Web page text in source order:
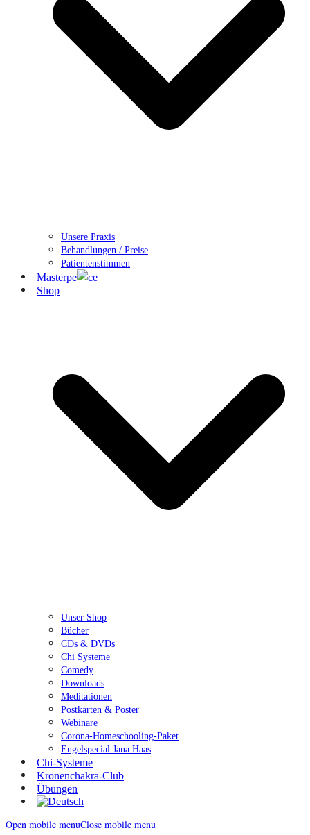
Unsere Praxis
Behandlungen / Preise
Patientenstimmen
Masterpe
ce
Shop
Unser Shop
Bücher
CDs & DVDs
Chi Systeme
Comedy
Downloads
Meditationen
Postkarten & Poster
Webinare
Corona-Homeschooling-Paket
Engelspecial Jana Haas
Chi-Systeme
Kronenchakra-Club
Übungen
Open mobile menuClose mobile menu